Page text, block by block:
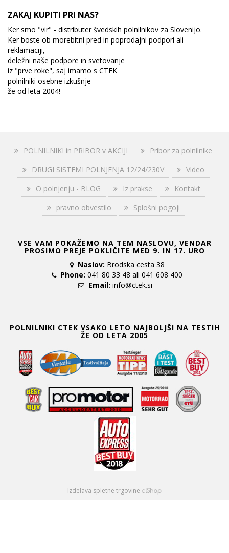
ZAKAJ KUPITI PRI NAS?
Ker smo "vir" - distributer švedskih polnilnikov za Slovenijo.
Ker boste ob morebitni pred in poprodajni podpori ali
reklamaciji,
deležni naše podpore in svetovanje
iz "prve roke", saj imamo s CTEK
polnilniki osebne izkušnje
že od leta 2004!
POLNILNIKI in PRIBOR v AKCIJI
Pribor za polnilnike
DRUGI SISTEMI POLNJENJA 12/24/230V
Video
O polnjenju - BLOG
Iz prakse
Kontakt
pravno obvestilo
Splošni pogoji
VSE VAM POKAŽEMO NA TEM NASLOVU, VENDAR
PROSIMO PREJE POKLIČITE MED 9. IN 17. URO
Naslov: Brodska cesta 38
Phone: 041 80 33 48 ali 041 608 400
Email: info@ctek.si
POLNILNIKI CTEK VSAKO LETO NAJBOLJŠI NA TESTIH
ŽE OD LETA 2005
Izdelava spletne trgovine